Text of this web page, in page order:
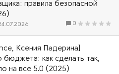
правила безопасной
0
Ксения Падерина]
бюджета: как сделать так,
на все 5.0 (2025)